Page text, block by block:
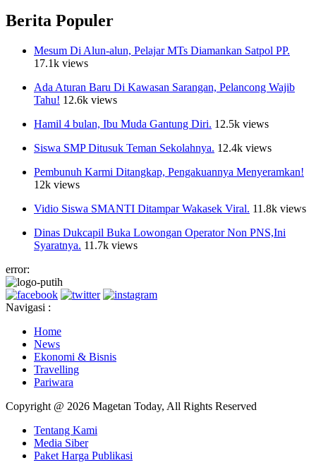
Berita Populer
Mesum Di Alun-alun, Pelajar MTs Diamankan Satpol PP.
17.1k views
Ada Aturan Baru Di Kawasan Sarangan, Pelancong Wajib
Tahu! 12.6k views
Hamil 4 bulan, Ibu Muda Gantung Diri. 12.5k views
Siswa SMP Ditusuk Teman Sekolahnya. 12.4k views
Pembunuh Karmi Ditangkap, Pengakuannya Menyeramkan!
12k views
Vidio Siswa SMANTI Ditampar Wakasek Viral. 11.8k views
Dinas Dukcapil Buka Lowongan Operator Non PNS,Ini
Syaratnya. 11.7k views
error:
Navigasi :
Home
News
Ekonomi & Bisnis
Travelling
Pariwara
Copyright @ 2026 Magetan Today, All Rights Reserved
Tentang Kami
Media Siber
Paket Harga Publikasi